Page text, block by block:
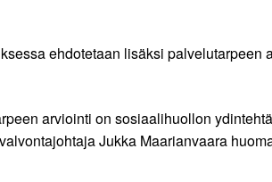
ehdotetaan lisäksi palvelutarpeen
arviointi on sosiaalihuollon
Jukka Maarianvaara